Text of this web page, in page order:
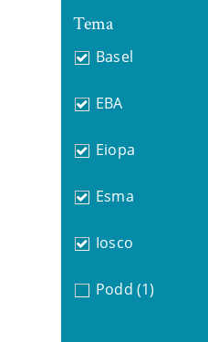
Tema
Basel
EBA
Eiopa
Esma
Iosco
Podd (1)